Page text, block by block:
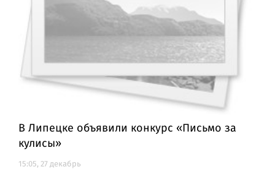
В Липецке объявили конкурс «Письмо за
кулисы»
15:05, 27 декабрь